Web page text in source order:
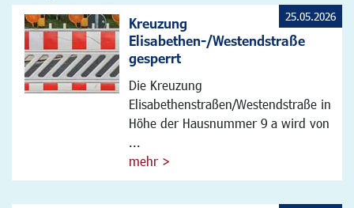
Kreuzung
Elisabethen-/Westendstraße
gesperrt
Die Kreuzung
Elisabethenstraßen/Westendstraße in
Höhe der Hausnummer 9 a wird von
...
mehr >
25.05.2026